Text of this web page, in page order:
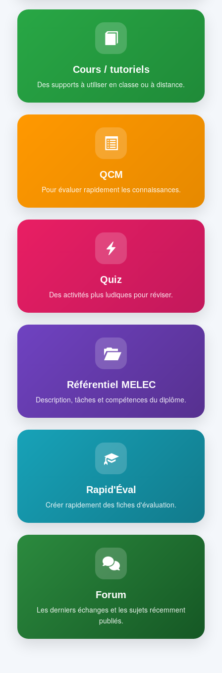
Cours / tutoriels
Des supports à utiliser en classe ou à distance.
QCM
Pour évaluer rapidement les connaissances.
Quiz
Des activités plus ludiques pour réviser.
Référentiel MELEC
Description, tâches et compétences du diplôme.
Rapid'Éval
Créer rapidement des fiches d'évaluation.
Forum
Les derniers échanges et les sujets récemment
publiés.